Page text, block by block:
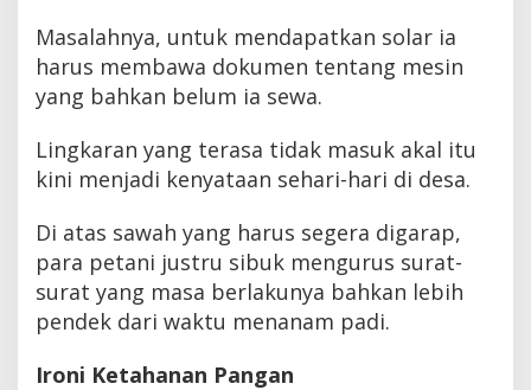
Masalahnya, untuk mendapatkan solar ia
harus membawa dokumen tentang mesin
yang bahkan belum ia sewa.
Lingkaran yang terasa tidak masuk akal itu
kini menjadi kenyataan sehari-hari di desa.
Di atas sawah yang harus segera digarap,
para petani justru sibuk mengurus surat-
surat yang masa berlakunya bahkan lebih
pendek dari waktu menanam padi.
Ironi Ketahanan Pangan